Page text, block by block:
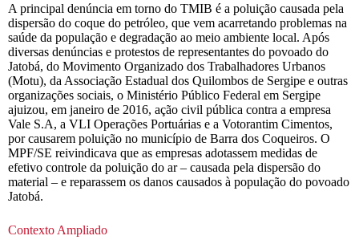
A principal denúncia em torno do TMIB é a poluição causada pela
dispersão do coque do petróleo, que vem acarretando problemas na
saúde da população e degradação ao meio ambiente local. Após
diversas denúncias e protestos de representantes do povoado do
Jatobá, do Movimento Organizado dos Trabalhadores Urbanos
(Motu), da Associação Estadual dos Quilombos de Sergipe e outras
organizações sociais, o Ministério Público Federal em Sergipe
ajuizou, em janeiro de 2016, ação civil pública contra a empresa
Vale S.A, a VLI Operações Portuárias e a Votorantim Cimentos,
por causarem poluição no município de Barra dos Coqueiros. O
MPF/SE reivindicava que as empresas adotassem medidas de
efetivo controle da poluição do ar – causada pela dispersão do
material – e reparassem os danos causados à população do povoado
Jatobá.
Contexto Ampliado